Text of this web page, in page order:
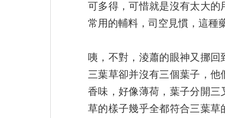
可多得，可惜就是沒有太大
常用的輔料，司空見慣，這種
咦，不對，淩蕭的眼神又挪
三葉草卻并沒有三個葉子，
香味，好像薄荷，葉子分開
草的樣子幾乎全都符合三葉